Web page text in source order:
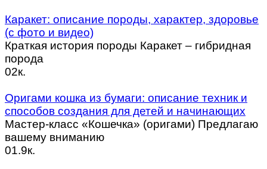
Каракет: описание породы, характер, здоровье
(с фото и видео)
Краткая история породы Каракет – гибридная
порода
02к.
Оригами кошка из бумаги: описание техник и
способов создания для детей и начинающих
Мастер-класс «Кошечка» (оригами) Предлагаю
вашему вниманию
01.9к.